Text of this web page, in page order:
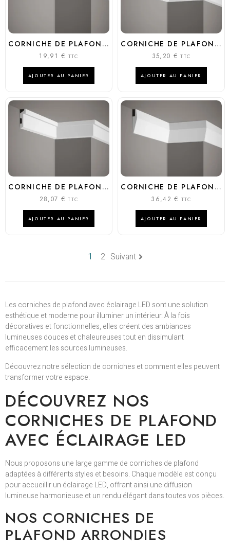
CORNICHE DE PLAFOND MD 070
19,91€ TTC
AJOUTER AU PANIER
CORNICHE DE PLAFOND MD 025
35,20 € TTC
AJOUTER AU PANIER
CORNICHE DE PLAFOND MD 024
28,07 € TTC
AJOUTER AU PANIER
CORNICHE DE PLAFOND MD016
36,42€ TTC
AJOUTER AU PANIER
1 2 Suivant
Les corniches de plafond avec éclairage LED sont une solution
esthétique et moderne pour illuminer un intérieur. À la fois
décoratives et fonctionnelles, elles créent des ambiances
lumineuses douces et chaleureuses tout en dissimulant
efficacement les sources lumineuses.
Découvrez notre sélection de corniches et comment elles peuvent
transformer votre espace.
DÉCOUVREZ NOS
CORNICHES DE PLAFOND
AVEC ÉCLAIRAGE LED
Nous proposons une large gamme de corniches de plafond
adaptées à différents styles et besoins. Chaque modèle est conçu
pour accueillir un éclairage LED, offrant ainsi une diffusion
lumineuse harmonieuse et un rendu élégant dans toutes vos pièces.
NOS CORNICHES DE
PLAFOND ARRONDIES